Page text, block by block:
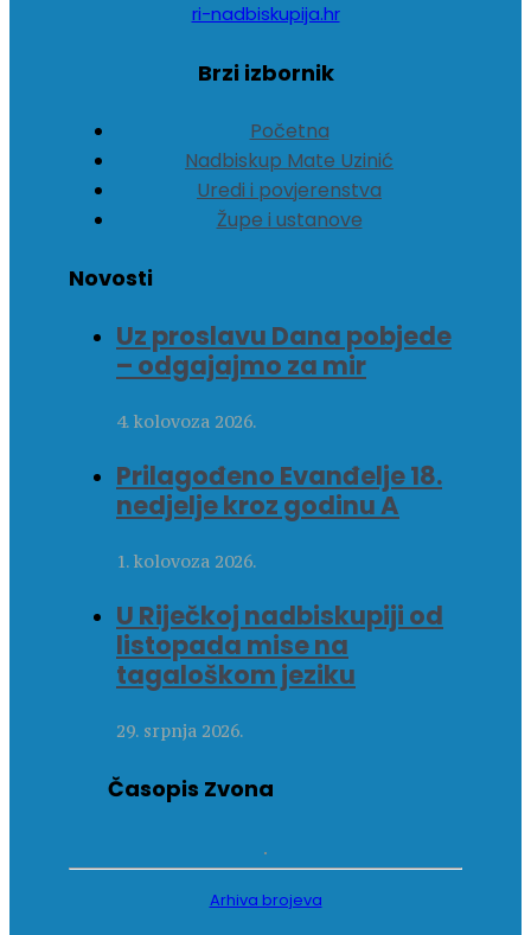
ri-nadbiskupija.hr
Brzi izbornik
Početna
Nadbiskup Mate Uzinić
Uredi i povjerenstva
Župe i ustanove
Novosti
Uz proslavu Dana pobjede
– odgajajmo za mir
4. kolovoza 2026.
Prilagođeno Evanđelje 18.
nedjelje kroz godinu A
1. kolovoza 2026.
U Riječkoj nadbiskupiji od
listopada mise na
tagaloškom jeziku
29. srpnja 2026.
Časopis Zvona
Arhiva brojeva